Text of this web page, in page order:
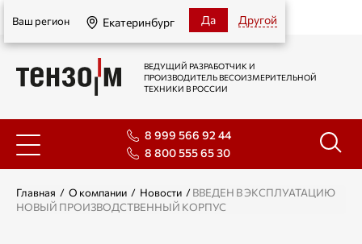
Екатеринбург
Ваш регион Екатеринбург Да Другой
ВЕДУЩИЙ РАЗРАБОТЧИК И
ПРОИЗВОДИТЕЛЬ ВЕСОИЗМЕРИТЕЛЬНОЙ
ТЕХНИКИ В РОССИИ
8 999 566 92 44
8 800 555 65 30
Главная / О компании / Новости /ВВЕДЕН В ЭКСПЛУАТАЦИЮ
НОВЫЙ ПРОИЗВОДСТВЕННЫЙ КОРПУС